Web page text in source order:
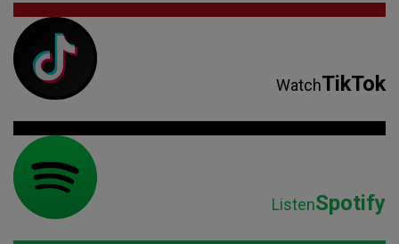
WatchTikTok
ListenSpotify